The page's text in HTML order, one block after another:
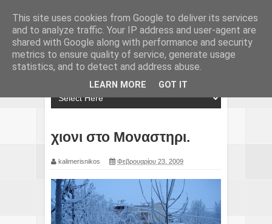
χιονι στο Μοναστηρι.
kalimerisnikos Φεβρουαρίου 23, 2009
This site uses cookies from Google to deliver its services
and to analyze traffic. Your IP address and user-agent are
shared with Google along with performance and security
metrics to ensure quality of service, generate usage
statistics, and to detect and address abuse.
LEARN MORE GOT IT